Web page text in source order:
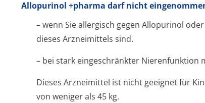
Allopurinol +pharma darf nicht
– wenn Sie allergisch gegen Allopurinol
dieses Arzneimittels sind.
– bei stark eingeschränkter Nierenfunktion
Dieses Arzneimittel ist nicht geeignet für
von weniger als 45 kg.